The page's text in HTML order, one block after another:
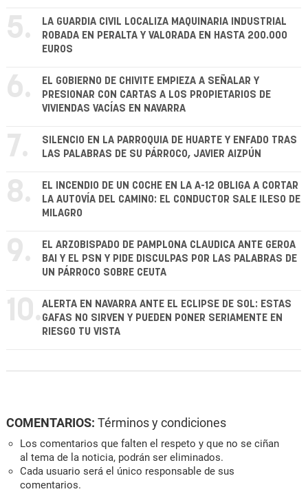
5.
LA GUARDIA CIVIL LOCALIZA MAQUINARIA INDUSTRIAL
ROBADA EN PERALTA Y VALORADA EN HASTA 200.000
EUROS
6.
EL GOBIERNO DE CHIVITE EMPIEZA A SEÑALAR Y
PRESIONAR CON CARTAS A LOS PROPIETARIOS DE
VIVIENDAS VACÍAS EN NAVARRA
7.
SILENCIO EN LA PARROQUIA DE HUARTE Y ENFADO TRAS
LAS PALABRAS DE SU PÁRROCO, JAVIER AIZPÚN
8.
EL INCENDIO DE UN COCHE EN LA A-12 OBLIGA A CORTAR
LA AUTOVÍA DEL CAMINO: EL CONDUCTOR SALE ILESO DE
MILAGRO
9.
EL ARZOBISPADO DE PAMPLONA CLAUDICA ANTE GEROA
BAI Y EL PSN Y PIDE DISCULPAS POR LAS PALABRAS DE
UN PÁRROCO SOBRE CEUTA
10.ALERTA EN NAVARRA ANTE EL ECLIPSE DE SOL: ESTAS
GAFAS NO SIRVEN Y PUEDEN PONER SERIAMENTE EN
RIESGO TU VISTA
COMENTARIOS: Términos y condiciones
Los comentarios que falten el respeto y que no se ciñan
al tema de la noticia, podrán ser eliminados.
Cada usuario será el único responsable de sus
comentarios.